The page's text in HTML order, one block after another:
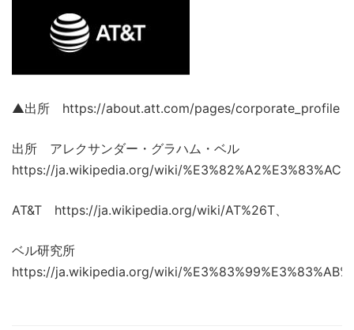
▲出所 https://about.att.com/pages/corporate_profile
出所 アレクサンダー・グラハム・ベル
https://ja.wikipedia.org/wiki/
AT&T https://ja.wikipedia.org/wiki/AT%26T、
ベル研究所
https://ja.wikipedia.org/wiki/